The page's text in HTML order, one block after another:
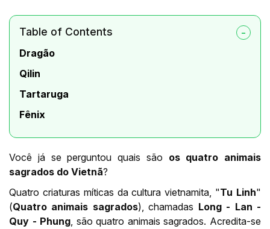
Table of Contents
Dragão
Qilin
Tartaruga
Fênix
Você já se perguntou quais são os quatro animais
sagrados do Vietnã?
Quatro criaturas míticas da cultura vietnamita, "Tu Linh"
(Quatro animais sagrados), chamadas Long - Lan -
Quy - Phung, são quatro animais sagrados. Acredita-se